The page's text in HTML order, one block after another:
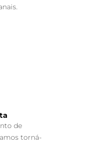
de
torná-